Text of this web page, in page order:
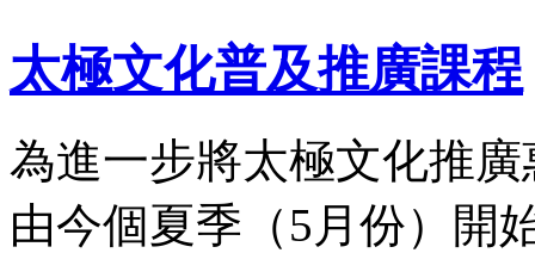
太極文化普及推廣課程
為進一步將太極文化推
由今個夏季（5月份）開